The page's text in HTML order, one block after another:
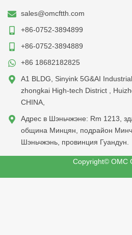
sales@omcftth.com
+86-0752-3894899
+86-0752-3894889
+86 18682182825
A1 BLDG, Sinyink 5G&AI
zhongkai High-tech District ,
CHINA,
Адрес в Шэньчжэне: Rm 1213,
община Минцян, подрайон
Шэньчжэнь, провинция Гуандун.
Copyright© OMC